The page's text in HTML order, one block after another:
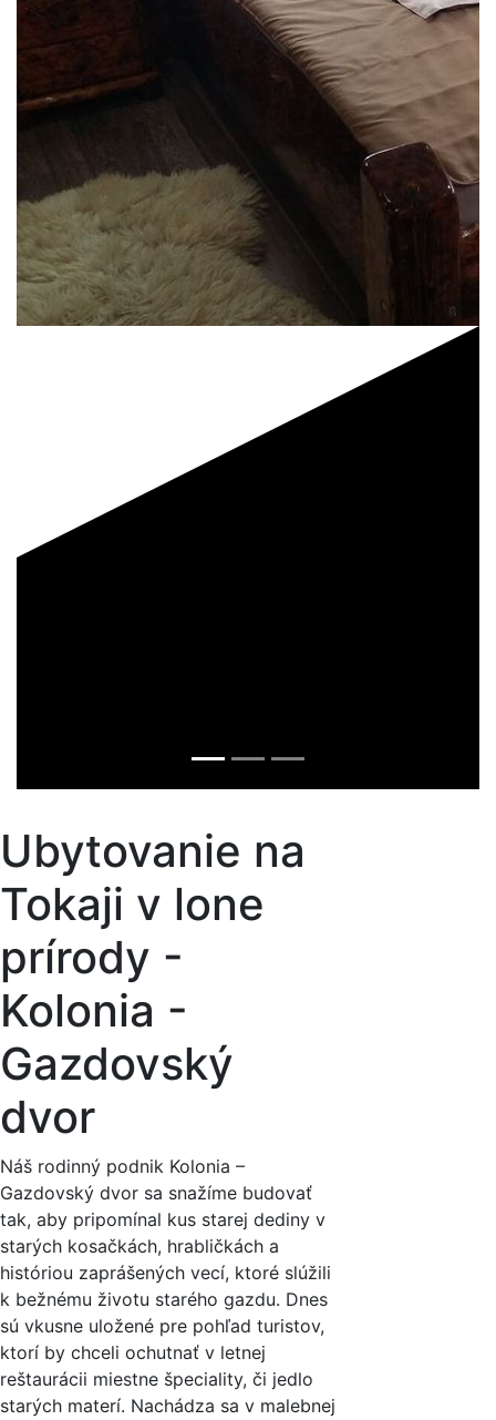
Ubytovanie na
Tokaji v lone
prírody -
Kolonia -
Gazdovský
dvor
Náš rodinný podnik Kolonia –
Gazdovský dvor sa snažíme budovať
tak, aby pripomínal kus starej dediny v
starých kosačkách, hrabličkách a
históriou zaprášených vecí, ktoré slúžili
k bežnému životu starého gazdu. Dnes
sú vkusne uložené pre pohľad turistov,
ktorí by chceli ochutnať v letnej
reštaurácii miestne špeciality, či jedlo
starých materí. Nachádza sa v malebnej